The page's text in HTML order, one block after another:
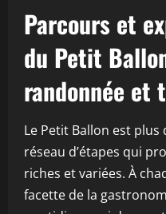
Parcours et
du Petit
randonnée et
Le Petit Ballon est plus
réseau d’étapes qui
riches et variées. À
facette de la